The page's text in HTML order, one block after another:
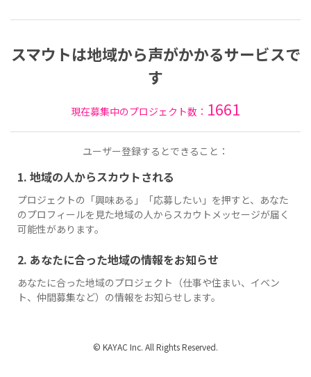
スマウトは地域から声がかかるサービスで
す
現在募集中のプロジェクト数： 1661
ユーザー登録するとできること：
1. 地域の人からスカウトされる
プロジェクトの「興味ある」「応募したい」を押すと、あなた
のプロフィールを見た地域の人からスカウトメッセージが届く
可能性があります。
2. あなたに合った地域の情報をお知らせ
あなたに合った地域のプロジェクト（仕事や住まい、イベン
ト、仲間募集など）の情報をお知らせします。
© KAYAC Inc. All Rights Reserved.